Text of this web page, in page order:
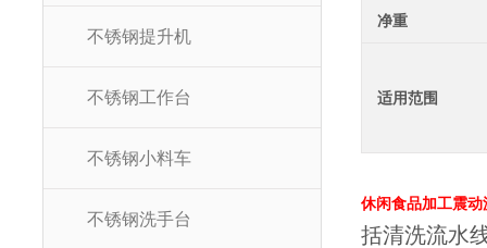
不锈钢提升机
不锈钢工作台
不锈钢小料车
不锈钢洗手台
净重
适用范围
休闲食品加工震
括清洗流水